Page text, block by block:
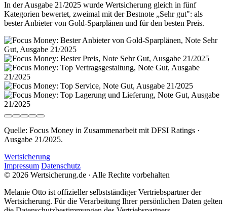
In der Ausgabe 21/2025 wurde Wertsicherung gleich in fünf
Kategorien bewertet, zweimal mit der Bestnote „Sehr gut": als
bester Anbieter von Gold-Sparplänen und für den besten Preis.
Quelle: Focus Money in Zusammenarbeit mit DFSI Ratings ·
Ausgabe 21/2025.
Wertsicherung
Impressum Datenschutz
© 2026 Wertsicherung.de · Alle Rechte vorbehalten
Melanie Otto ist offizieller selbstständiger Vertriebspartner der
Wertsicherung. Für die Verarbeitung Ihrer persönlichen Daten gelten